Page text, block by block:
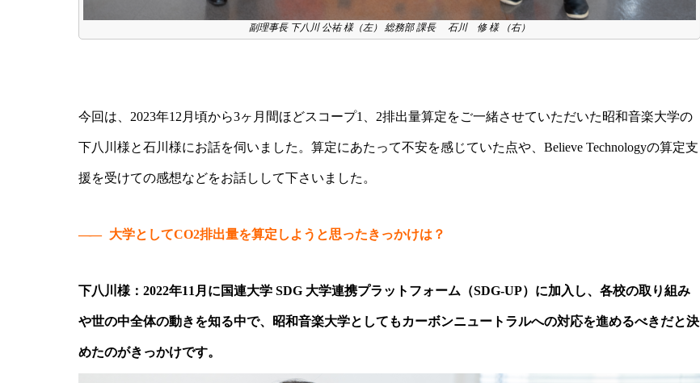
副理事長 下八川 公祐 様（左） 総務部 課長 石川 修 様 （右）
今回は、2023年12月頃から3ヶ月間ほどスコープ1、2排出量算定をご一緒させていただいた昭和音楽大学の
下八川様と石川様にお話を伺いました。算定にあたって不安を感じていた点や、Believe Technologyの算定支
援を受けての感想などをお話しして下さいました。
—— 大学としてCO2排出量を算定しようと思ったきっかけは？
下八川様：2022年11月に国連大学 SDG 大学連携プラットフォーム（SDG-UP）に加入し、各校の取り組み
や世の中全体の動きを知る中で、昭和音楽大学としてもカーボンニュートラルへの対応を進めるべきだと決
めたのがきっかけです。